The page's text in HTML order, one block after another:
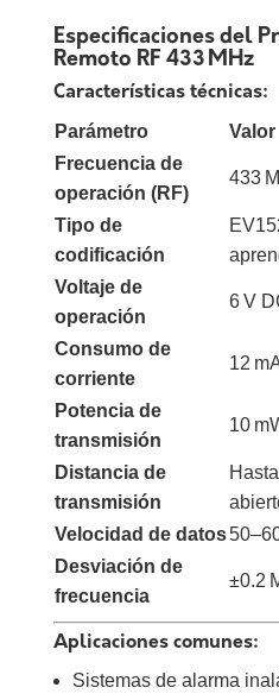
Especificaciones del
Remoto RF 433 MHz
Características técnicas:
Parámetro
Valor
Frecuencia de
operación (RF)
433
Tipo de
codificación
Voltaje de
operación
6 V
Consumo de
corriente
12
Potencia de
transmisión
10
Distancia de
transmisión
Velocidad de datos
Desviación de
frecuencia
±0.2
Aplicaciones comunes:
Sistemas de alarma